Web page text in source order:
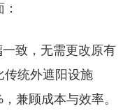
致，无需更改原有
传统外遮阳设施
兼顾成本与效率。